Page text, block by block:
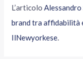
L’articoloAlessandro
brand tra affidabilità
IlNewyorkese.